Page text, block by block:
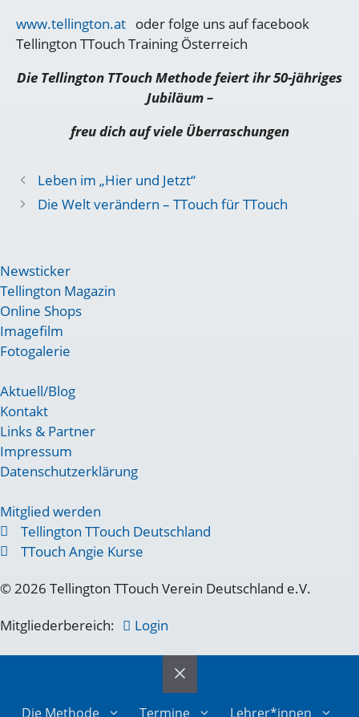
www.tellington.at oder folge uns auf facebook
Tellington TTouch Training Österreich
Die Tellington TTouch Methode feiert ihr 50-jähriges
Jubiläum –
freu dich auf viele Überraschungen
Leben im „Hier und Jetzt“
Die Welt verändern – TTouch für TTouch
Newsticker
Tellington Magazin
Online Shops
Imagefilm
Fotogalerie
Aktuell/Blog
Kontakt
Links & Partner
Impressum
Datenschutzerklärung
Mitglied werden
Tellington TTouch Deutschland
TTouch Angie Kurse
© 2026 Tellington TTouch Verein Deutschland e.V.
Mitgliederbereich:
Login
Die Methode Termine Lehrer*innen